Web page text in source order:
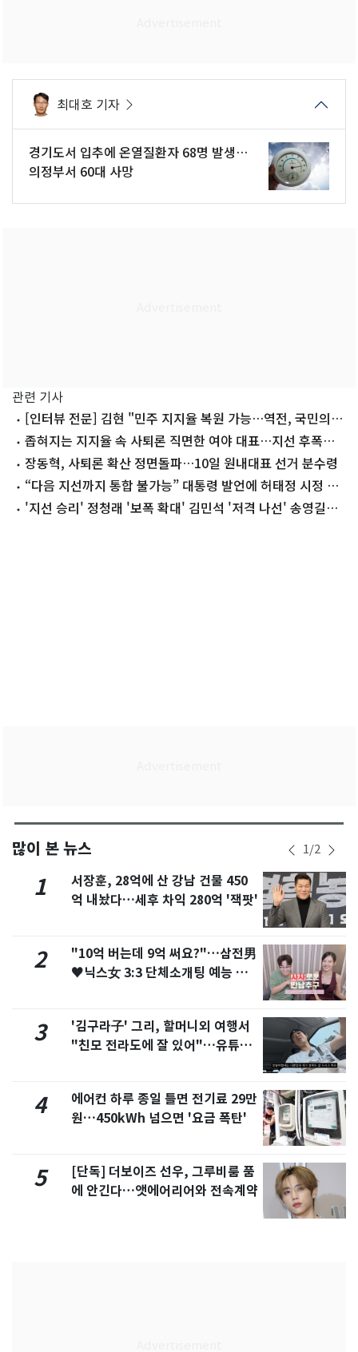
최대호 기자
경기도서 입추에 온열질환자 68명 발생…
의정부서 60대 사망
관련 기사
[인터뷰 전문] 김현 "민주 지지율 복원 가능…역전, 국민의힘
잘해서 아냐"
좁혀지는 지지율 속 사퇴론 직면한 여야 대표…지선 후폭풍
여전장동혁, 사퇴론 확산 정면돌파…10일 원내대표 선거 분수령
“다음 지선까지 통합 불가능” 대통령 발언에 허태정 시정 영
향은?
'지선 승리' 정청래 '보폭 확대' 김민석 '저격 나선' 송영길…
많이 본 뉴스 1/2
1
서장훈, 28억에 산 강남 건물 450
억 내놨다…세후 차익 280억 '잭팟'
2
"10억 버는데 9억 써요?"…삼전男
♥닉스女 3:3 단체소개팅 예능 화
3
'김구라子' 그리, 할머니외 여행서
"친모 전라도에 잘 있어"…유튜브
4
에어컨 하루 종일 틀면 전기료 29만
원…450kWh 넘으면 '요금 폭탄'
5
[단독] 더보이즈 선우, 그루비룸 품
에 안긴다…앳에어리어와 전속계약